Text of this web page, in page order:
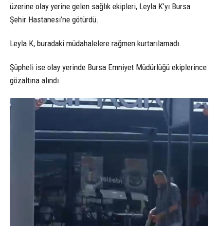
üzerine olay yerine gelen sağlık ekipleri, Leyla K’yı Bursa
Şehir Hastanesi’ne götürdü.
Leyla K, buradaki müdahalelere rağmen kurtarılamadı.
Şüpheli ise olay yerinde Bursa Emniyet Müdürlüğü ekiplerince
gözaltına alındı.